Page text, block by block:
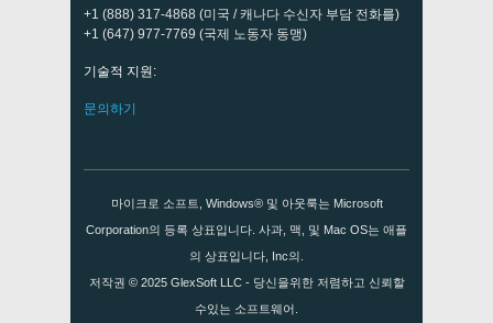
+1 (888) 317-4868 (미국 / 캐나다 수신자 부담 전화를)
+1 (647) 977-7769 (국제 노동자 동맹)
기술적 지원:
문의하기
마이크로 소프트, Windows® 및 아웃룩는 Microsoft
Corporation의 등록 상표입니다. 사과, 맥, 및 Mac OS는 애플
의 상표입니다, Inc의.
저작권 © 2025 GlexSoft LLC- 당신을위한 저렴하고 신뢰할
수있는 소프트웨어.